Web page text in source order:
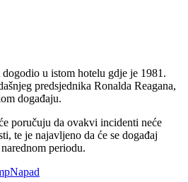
u istom hotelu gdje je 1981.
predsjednika Ronalda Reagana,
događaju.
poručuju da ovakvi incidenti neće
te je najavljeno da će se događaj
periodu.
Napad